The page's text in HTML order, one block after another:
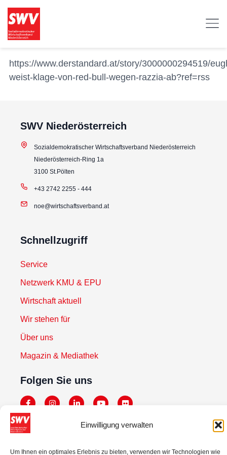
Einwilligung verwalten
Um Ihnen ein optimales Erlebnis zu bieten, verwenden wir Technologien wie
https://www.derstandard.at/story/3000000294519/
weist-klage-von-red-bull-wegen-razzia-ab?ref=rss
SWV Niederösterreich
Sozialdemokratischer Wirtschaftsverband Niederösterreich
Niederösterreich-Ring 1a
3100 St.Pölten
+43 2742 2255 - 444
noe@wirtschaftsverband.at
Schnellzugriff
Service
Netzwerk KMU & EPU
Wirtschaft aktuell
Wir stehen für
Über uns
Magazin & Mediathek
Folgen Sie uns
Newsletter abonnieren
Zur Anmeldung